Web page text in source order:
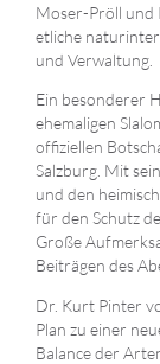
Moser-Pröll und
etliche
und Verwaltung.
Ein besonderer
ehemaligen
offiziellen
Salzburg. Mit
und den
für den Schutz
Große
Beiträgen des
Dr. Kurt Pinter
Plan zu einer
Balance der